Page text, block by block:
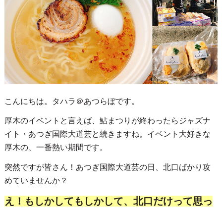
こんにちは。タハラ＠あつらぼです。
厚木のイベントと言えば、鮎まつりが終わったらジャズナ
イト・あつぎ国際大道芸と続きますね。イベント大好きな
厚木の、一番熱い期間です。
突然ですが皆さん！あつぎ国際大道芸の日、北口ばかり攻
めていませんか？
え！もしかしてもしかして、北口だけって思っ